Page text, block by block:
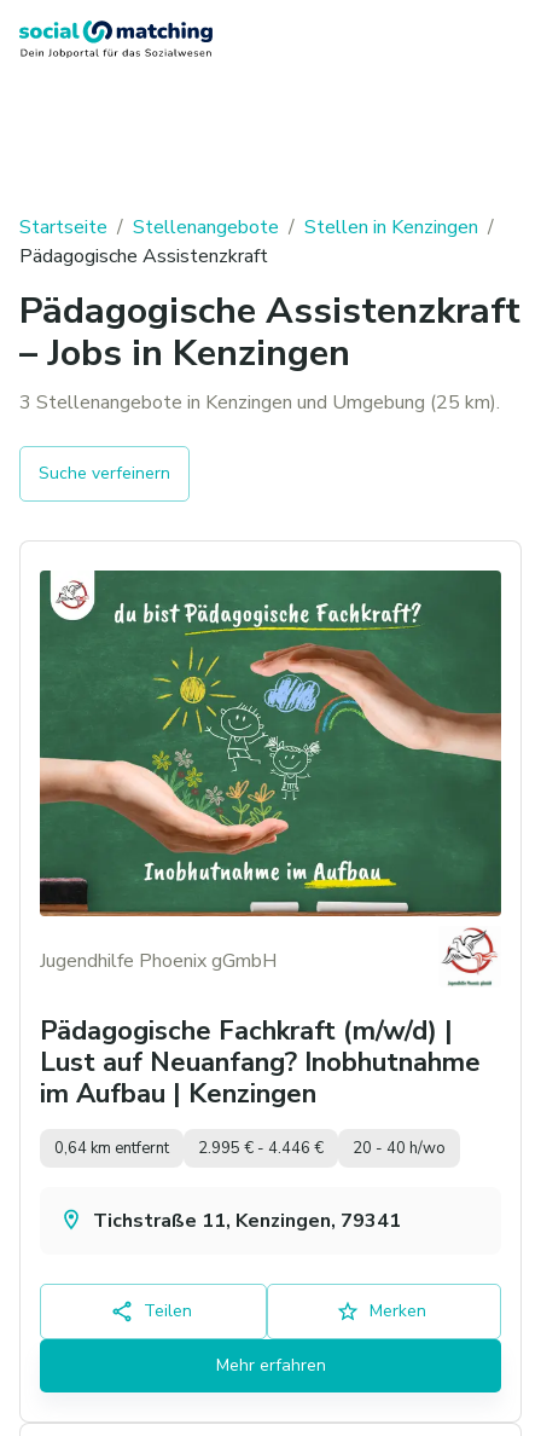
Startseite / Stellenangebote / Stellen in Kenzingen /
Pädagogische Assistenzkraft
Pädagogische Assistenzkraft
– Jobs in Kenzingen
3 Stellenangebote in Kenzingen und Umgebung (25 km).
Suche verfeinern
Jugendhilfe Phoenix gGmbH
Pädagogische Fachkraft (m/w/d) |
Lust auf Neuanfang? Inobhutnahme
im Aufbau | Kenzingen
0,64 km entfernt 2.995 € - 4.446 € 20 - 40 h/wo
Tichstraße 11, Kenzingen, 79341
Teilen Merken
Mehr erfahren